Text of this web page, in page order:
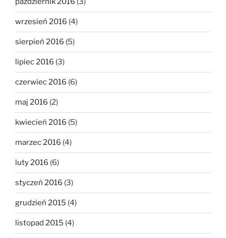
wrzesień 2016 (4)
sierpień 2016 (5)
lipiec 2016 (3)
czerwiec 2016 (6)
maj 2016 (2)
kwiecień 2016 (5)
marzec 2016 (4)
luty 2016 (6)
styczeń 2016 (3)
grudzień 2015 (4)
listopad 2015 (4)